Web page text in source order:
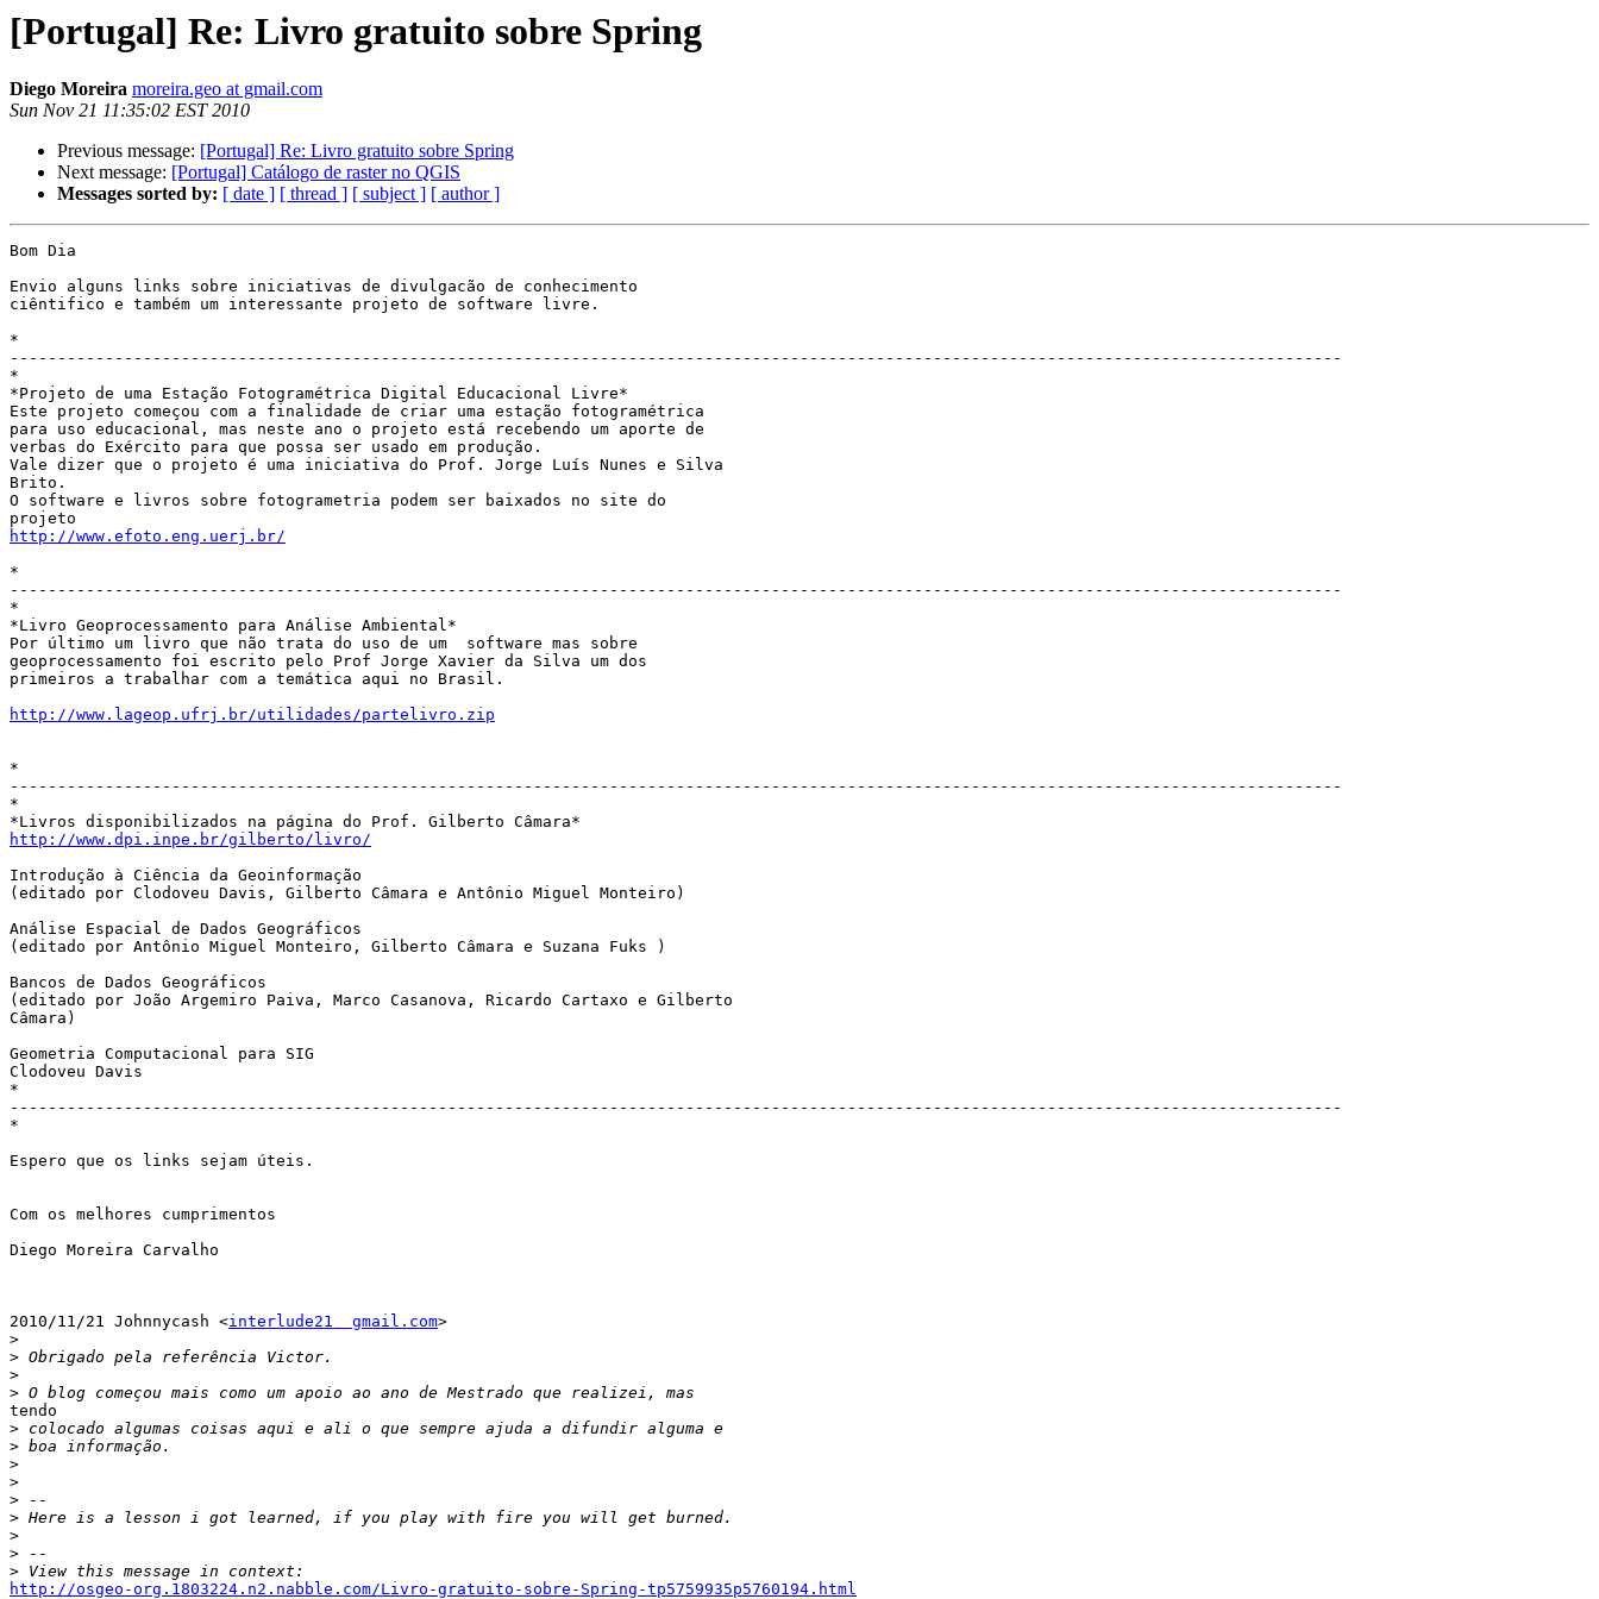
[Portugal] Re: Livro gratuito sobre Spring
Diego Moreira moreira.geo at gmail.com
Sun Nov 21 11:35:02 EST 2010
Previous message: [Portugal] Re: Livro gratuito sobre Spring
Next message: [Portugal] Catálogo de raster no QGIS
Messages sorted by: [ date ] [ thread ] [ subject ] [ author ]
Bom Dia
Envio alguns links sobre iniciativas de divulgacão de conhecimento
ciêntifico e também um interessante projeto de software livre.
*
--------------------------------------------------------------------------------------------------------------------------------------------
*
*Projeto de uma Estação Fotogramétrica Digital Educacional Livre*
Este projeto começou com a finalidade de criar uma estação fotogramétrica
para uso educacional, mas neste ano o projeto está recebendo um aporte de
verbas do Exército para que possa ser usado em produção.
Vale dizer que o projeto é uma iniciativa do Prof. Jorge Luís Nunes e Silva
Brito.
O software e livros sobre fotogrametria podem ser baixados no site do
http://www.efoto.eng.uerj.br/
*
--------------------------------------------------------------------------------------------------------------------------------------------
*
*Livro Geoprocessamento para Análise Ambiental*
Por último um livro que não trata do uso de um  software mas sobre
geoprocessamento foi escrito pelo Prof Jorge Xavier da Silva um dos
primeiros a trabalhar com a temática aqui no Brasil.
http://www.lageop.ufrj.br/utilidades/partelivro.zip
*
--------------------------------------------------------------------------------------------------------------------------------------------
*
http://www.dpi.inpe.br/gilberto/livro/
Introdução à Ciência da Geoinformação
(editado por Clodoveu Davis, Gilberto Câmara e Antônio Miguel Monteiro)
Análise Espacial de Dados Geográficos
(editado por Antônio Miguel Monteiro, Gilberto Câmara e Suzana Fuks )
Bancos de Dados Geográficos
(editado por João Argemiro Paiva, Marco Casanova, Ricardo Cartaxo e Gilberto
Câmara)
Geometria Computacional para SIG
Clodoveu Davis
*
--------------------------------------------------------------------------------------------------------------------------------------------
*
Espero que os links sejam úteis.
Com os melhores cumprimentos
Diego Moreira Carvalho
2010/11/21 Johnnycash <interlude21  gmail.com>
>
>
>
>
tendo
>
>
>
>
>
>
>
>
>
http://osgeo-org.1803224.n2.nabble.com/Livro-gratuito-sobre-Spring-tp5759935p5760194.html